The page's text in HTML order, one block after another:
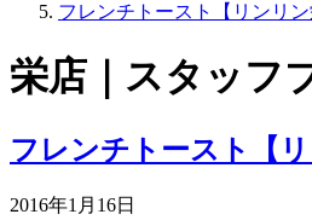
フレンチトースト【リンリン
栄店｜スタッフ
フレンチトースト【リ
2016年1月16日